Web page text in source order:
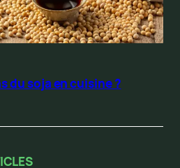
du soja en cuisine ?